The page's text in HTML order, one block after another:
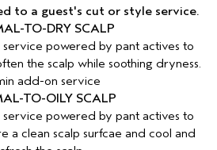
to a guest's cut or style service.
TO-DRY SCALP
powered by pant actives to
the scalp while soothing dryness.
add-on service
TO-OILY SCALP
powered by pant actives to
a clean scalp surfcae and cool and